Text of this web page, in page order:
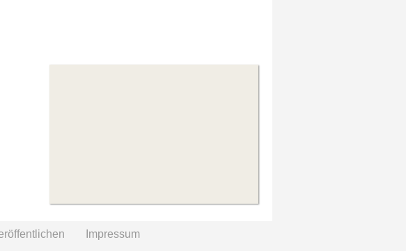
Impressum